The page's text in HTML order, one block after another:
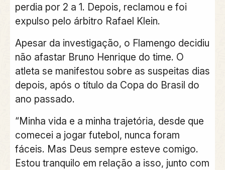
perdia por 2 a 1. Depois, reclamou e foi
expulso pelo árbitro Rafael Klein.
Apesar da investigação, o Flamengo decidiu
não afastar Bruno Henrique do time. O
atleta se manifestou sobre as suspeitas dias
depois, após o título da Copa do Brasil do
ano passado.
“Minha vida e a minha trajetória, desde que
comecei a jogar futebol, nunca foram
fáceis. Mas Deus sempre esteve comigo.
Estou tranquilo em relação a isso, junto com